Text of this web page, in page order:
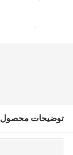
توضیحات محصول